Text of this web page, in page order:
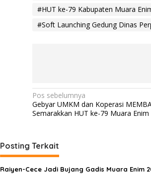
#HUT ke-79 Kabupaten Muara
#Soft Launching Gedung Dinas
N
a
i
g
a
Pos sebelumnya
Gebyar UMKM dan Koperasi
Semarakkan HUT ke-79 Muara Enim
Posting Terkait
Raiyen-Cece Jadi Bujang Gadis Muara Enim